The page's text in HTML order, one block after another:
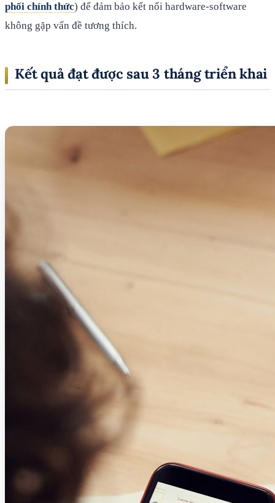
phối chính thức) để đảm bảo kết nối hardware-software
không gặp vấn đề tương thích.
Kết quả đạt được sau 3 tháng triển khai